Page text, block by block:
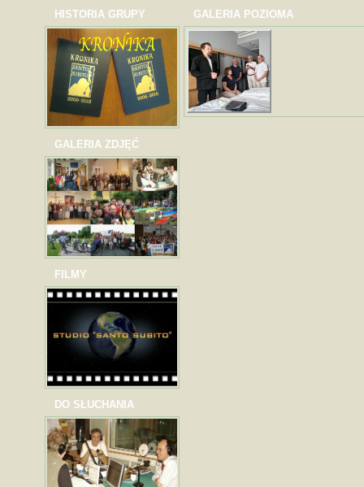
HISTORIA GRUPY
GALERIA ZDJĘĆ
FILMY
DO SŁUCHANIA
GALERIA POZIOMA